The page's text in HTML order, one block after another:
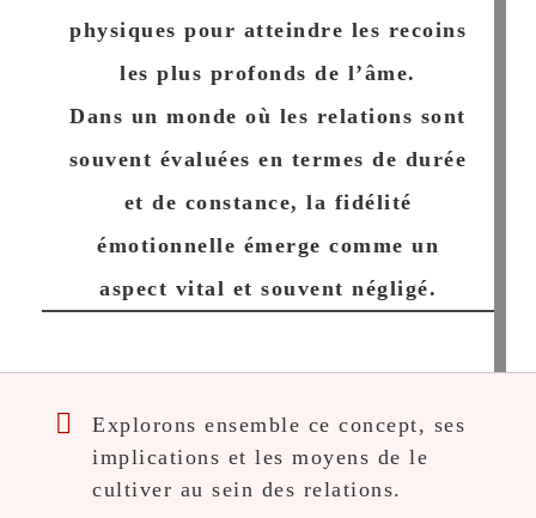
physiques pour atteindre les recoins
les plus profonds de l’âme.
Dans un monde où les relations sont
souvent évaluées en termes de durée
et de constance, la fidélité
émotionnelle émerge comme un
aspect vital et souvent négligé.
Explorons ensemble ce concept, ses
implications et les moyens de le
cultiver au sein des relations.